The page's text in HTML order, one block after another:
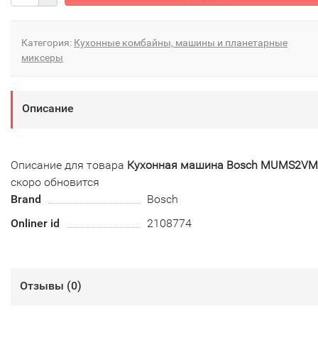
Категория: Кухонные комбайны, машины и планетарные
миксеры
Описание
Описание для товара Кухонная машина Bosch
скоро обновится
Brand
Bosch
Onliner id
2108774
Отзывы (0)